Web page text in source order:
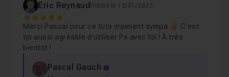
Eric Reynaud Publié le 12/01/2023
5
Merci Pascal pour ce tuto vraiment sympa ✌️ C’est
tjs aussi agréable d’utiliser Ps avec toi ! À très
bientôt !
Pascal Gauch